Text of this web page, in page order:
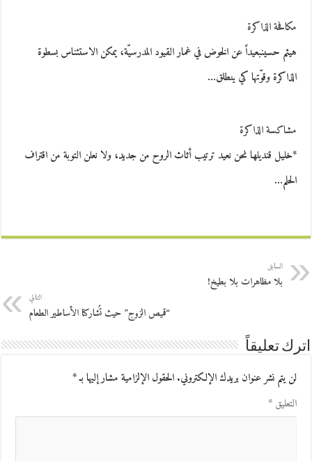
مكافحة الذاكرة
هيثم حسينبعيداً عن الخوض في غمار القيود المدرسيّة، يمكن الاستئناس بسطوة
الذاكرة وقوّتها كي ينطلق…
مشاكسة الذاكرة
*خليل قنديلها نحن نعيد ترتيب أثاث الروح من جديد، ولا نعلن التوبة من اقتراف
الحلم…
السابق
بلا مظاهرات بلا بطيخ!
التالي
“قميص الزوج” حيث تُشاركنا الأساطير الطعام
اترك تعليقاً
لن يتم نشر عنوان بريدك الإلكتروني.الحقول الإلزامية مشار إليها بـ*
التعليق*